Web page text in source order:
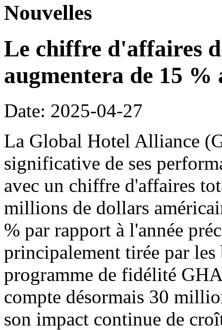
Nouvelles
Le chiffre d'affaires
augmentera de 15
Date: 2025-04-27
La Global Hotel Alliance
significative de ses
avec un chiffre d'affaires
millions de dollars
% par rapport à l'année
principalement tirée par les
programme de fidélité
compte désormais 30
son impact continue de